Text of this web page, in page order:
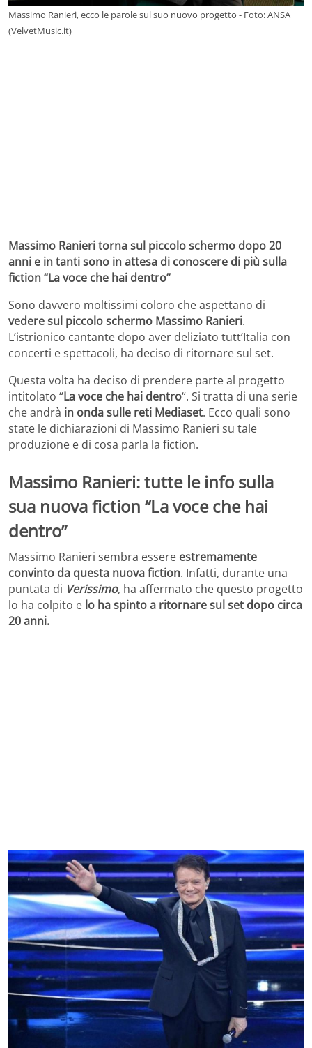
Massimo Ranieri, ecco le parole sul suo nuovo progetto - Foto: ANSA
(VelvetMusic.it)
Massimo Ranieri torna sul piccolo schermo dopo 20
anni e in tanti sono in attesa di conoscere di più sulla
fiction “La voce che hai dentro”
Sono davvero moltissimi coloro che aspettano di
vedere sul piccolo schermo Massimo Ranieri.
L’istrionico cantante dopo aver deliziato tutt’Italia con
concerti e spettacoli, ha deciso di ritornare sul set.
Questa volta ha deciso di prendere parte al progetto
intitolato “La voce che hai dentro“. Si tratta di una serie
che andrà in onda sulle reti Mediaset. Ecco quali sono
state le dichiarazioni di Massimo Ranieri su tale
produzione e di cosa parla la fiction.
Massimo Ranieri: tutte le info sulla
sua nuova fiction “La voce che hai
dentro”
Massimo Ranieri sembra essere estremamente
convinto da questa nuova fiction. Infatti, durante una
puntata di Verissimo, ha affermato che questo progetto
lo ha colpito e lo ha spinto a ritornare sul set dopo circa
20 anni.